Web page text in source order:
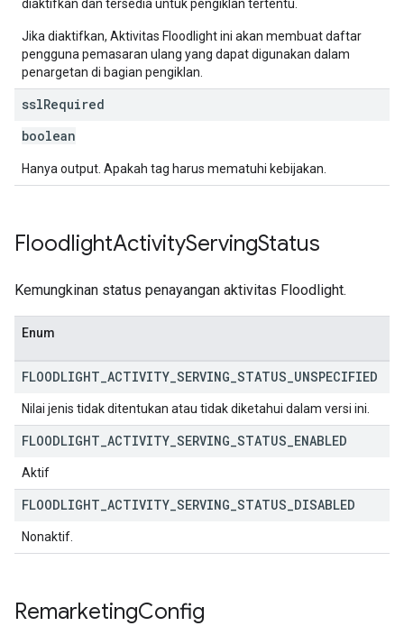
diaktifkan dan tersedia untuk pengiklan tertentu.
Jika diaktifkan, Aktivitas Floodlight ini akan membuat daftar
pengguna pemasaran ulang yang dapat digunakan dalam
penargetan di bagian pengiklan.
sslRequired
boolean
Hanya output. Apakah tag harus mematuhi kebijakan.
FloodlightActivityServingStatus
Kemungkinan status penayangan aktivitas Floodlight.
Enum
FLOODLIGHT ACTIVITY SERVING STATUS UNSPECIFIED
Nilai jenis tidak ditentukan atau tidak diketahui dalam versi ini.
FLOODLIGHT ACTIVITY SERVING STATUS ENABLED
Aktif
FLOODLIGHT ACTIVITY SERVING STATUS DISABLED
Nonaktif.
RemarketingConfig